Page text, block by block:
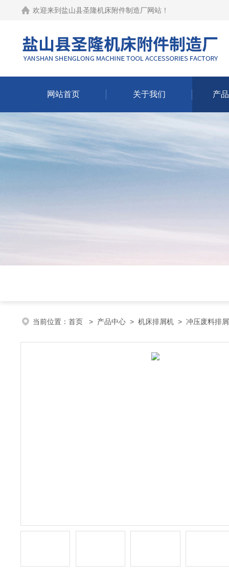
欢迎来到 盐山县圣隆机床附件制造厂网站 ！
网站首页 关于我们 产
当前位置： 首页 > 产品中心 > 机床排屑机 > 冲压废料排